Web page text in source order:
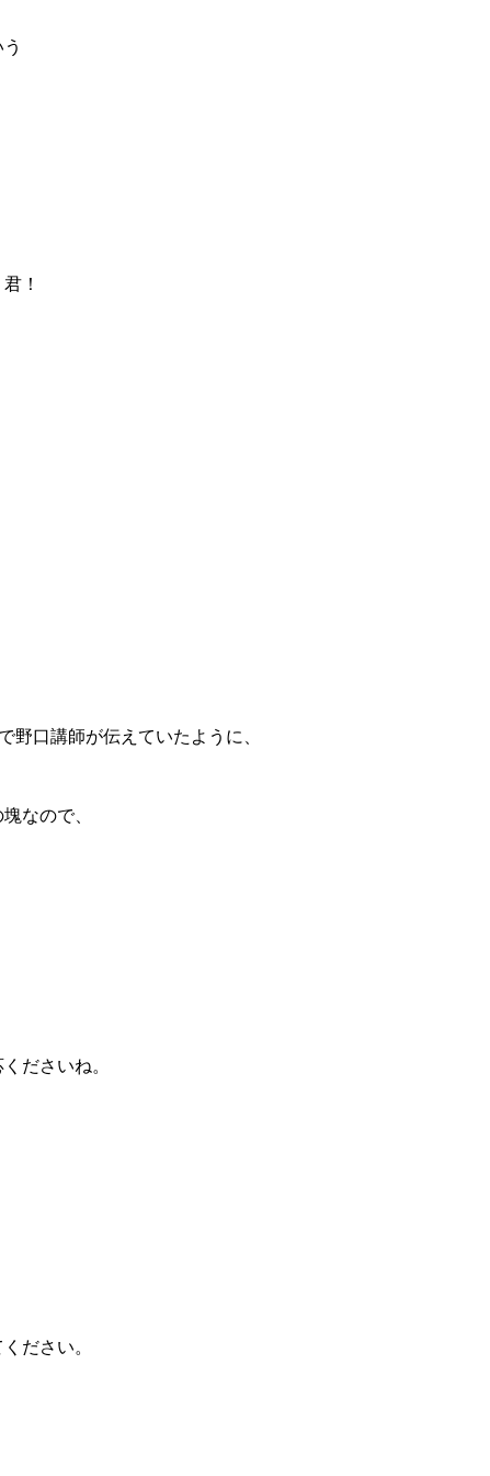
！
野口講師が伝えていたように、
なので、
ださいね。
ださい。